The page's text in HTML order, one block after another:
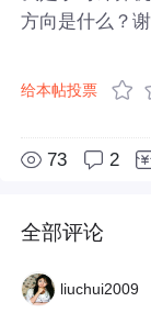
方向是什么？谢
给本帖投票
73 2
全部评论
liuchui2009